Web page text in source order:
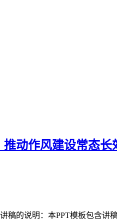
推动作风建设常态
的说明：本PPT模板包含讲